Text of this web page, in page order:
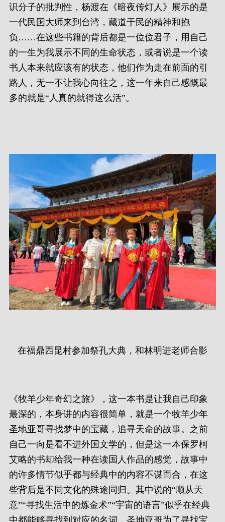
识分子的批判性，杨渡在《暗夜传灯人》展示的是
一代民国大师来到台湾，藏道于民的精神和抱
负……在这些书籍的背后都是一位位君子，用自己
的一生为我展示不同的生命状态，或者说是一个读
书人本来就应该有的状态，他们作为走在前面的引
路人，无一不让我心向往之，这一年来自己感慨最
多的就是“人真的就得这么活”。
在福鼎西昆村参加祭孔大典，和林明进老师合影
《牧羊少年奇幻之旅》，这一本书是让我自己印象
最深的，本身讲的内容很简单，就是一个牧羊少年
圣地亚哥寻找梦中的宝藏，追寻天命的故事。之前
自己一向是看不进外国文学的，但是这一本保罗柯
艾略的书却给我一种在读国人作品的感觉，故事中
的许多情节似乎都与经典中的内容不谋而合，在这
些背后是不同文化的殊途同归。其中说的“顺从天
意”“寻找生活中的炼金术”“宇宙的语言”似乎在经典
中都能够寻找到对应的名词。圣地亚哥为了寻找宝